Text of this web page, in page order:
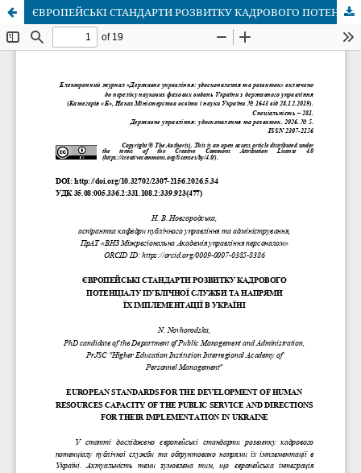
ЄВРОПЕЙСЬКІ СТАНДАРТИ РОЗВИТКУ КАДРОВОГО ПОТЕНЦІАЛУ ПУБЛІЧНОЇ СЛУЖБИ ТА НАПРЯМИ ЇХ ІМПЛЕМЕНТАЦІЇ В УКРАЇНІ